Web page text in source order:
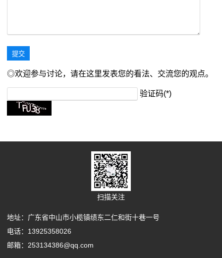
◎欢迎参与讨论，请在这里发表您的看法、交流您的观点。
验证码(*)
扫描关注
地址：广东省中山市小榄镇绩东二仁和街十巷一号
电话：13925358026
邮箱：253134386@qq.com